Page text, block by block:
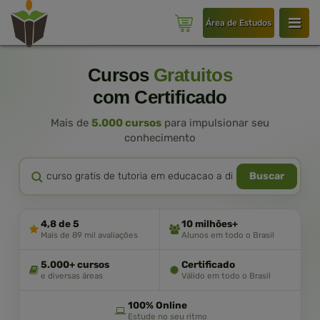
Área de Estudos
Cursos Gratuitos
com Certificado
Mais de 5.000 cursos para impulsionar seu
conhecimento
Buscar
4,8 de 5
Mais de 89 mil avaliações
10 milhões+
Alunos em todo o Brasil
5.000+ cursos
e diversas áreas
Certificado
Válido em todo o Brasil
100% Online
Estude no seu ritmo